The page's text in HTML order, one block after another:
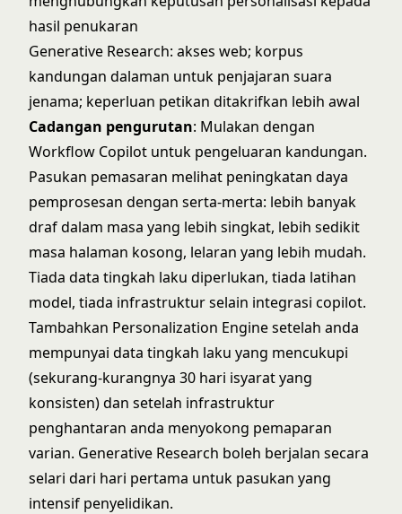
hasil penukaran
Generative Research: akses web; korpus
kandungan dalaman untuk penjajaran suara
jenama; keperluan petikan ditakrifkan lebih awal
Cadangan pengurutan: Mulakan dengan
Workflow Copilot untuk pengeluaran kandungan.
Pasukan pemasaran melihat peningkatan daya
pemprosesan dengan serta-merta: lebih banyak
draf dalam masa yang lebih singkat, lebih sedikit
masa halaman kosong, lelaran yang lebih mudah.
Tiada data tingkah laku diperlukan, tiada latihan
model, tiada infrastruktur selain integrasi copilot.
Tambahkan Personalization Engine setelah anda
mempunyai data tingkah laku yang mencukupi
(sekurang-kurangnya 30 hari isyarat yang
konsisten) dan setelah infrastruktur
penghantaran anda menyokong pemaparan
varian. Generative Research boleh berjalan secara
selari dari hari pertama untuk pasukan yang
intensif penyelidikan.